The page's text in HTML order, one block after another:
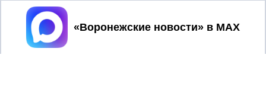
Принять